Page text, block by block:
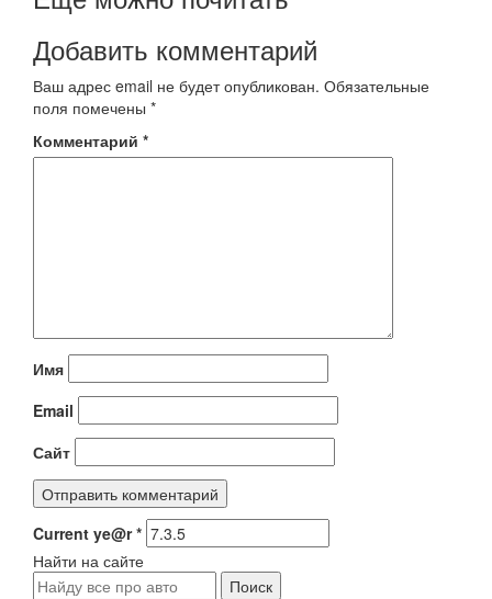
Добавить комментарий
Ваш адрес email не будет опубликован. Обязательные
поля помечены *
Комментарий *
Имя
Email
Сайт
Current ye@r*
Найти на сайте